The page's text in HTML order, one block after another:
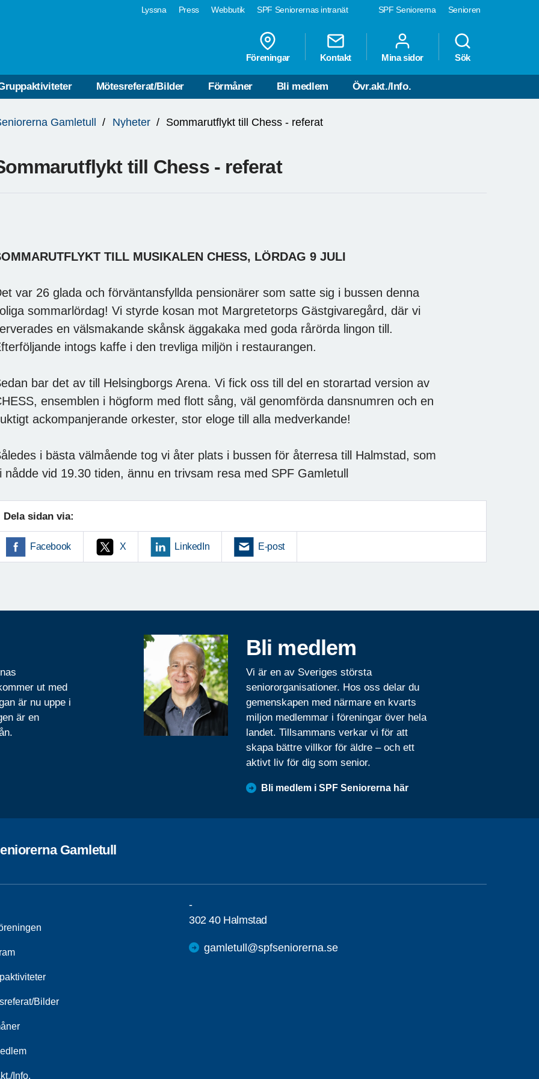
SPF Seniorerna Senioren
Lyssna Press Webbutik SPF Seniorernas intranät
Föreningar Kontakt Mina sidor Sök
Mötesreferat/Bilder Förmåner Bli medlem Övr.akt./Info.
Gamletull Nyheter Sommarutflykt till Chess - referat
till Chess - referat
TILL MUSIKALEN CHESS, LÖRDAG 9 JULI
var 26 glada och förväntansfyllda pensionärer som satte sig i bussen denna
sommarlördag! Vi styrde kosan mot Margretetorps Gästgivaregård, där vi
en välsmakande skånsk äggakaka med goda rårörda lingon till.
intogs kaffe i den trevliga miljön i restaurangen.
bar det av till Helsingborgs Arena. Vi fick oss till del en storartad version av
ensemblen i högform med flott sång, väl genomförda dansnumren och en
ackompanjerande orkester, stor eloge till alla medverkande!
i bästa välmående tog vi åter plats i bussen för återresa till Halmstad, som
nådde vid 19.30 tiden, ännu en trivsam resa med SPF Gamletull
Dela sidan via:
Facebook X LinkedIn E-post
ut med
är nu uppe i
är en
Bli medlem
Vi är en av Sveriges största
seniororganisationer. Hos oss delar du
gemenskapen med närmare en kvarts
miljon medlemmar i föreningar över hela
landet. Tillsammans verkar vi för att
skapa bättre villkor för äldre – och ett
aktivt liv för dig som senior.
Bli medlem i SPF Seniorerna här
Gamletull
Bilder
Info.
-
302 40 Halmstad
gamletull@spfseniorerna.se